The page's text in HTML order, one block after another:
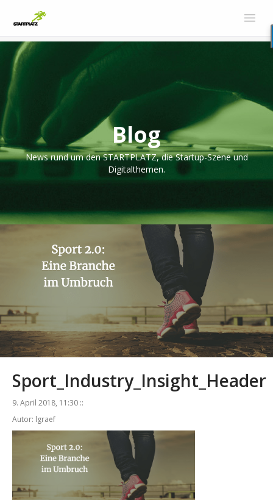
Blog
News rund um den STARTPLATZ, die Startup-Szene und
Digitalthemen.
Sport_Industry_Insight_Header
9. April 2018, 11:30 ::
Autor: lgraef